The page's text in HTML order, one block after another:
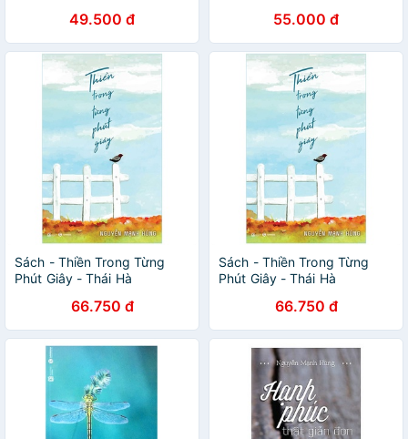
49.500 đ 55.000 đ
Sách - Thiền Trong Từng
Phút Giây - Thái Hà
66.750 đ
Sách - Thiền Trong Từng
Phút Giây - Thái Hà
66.750 đ